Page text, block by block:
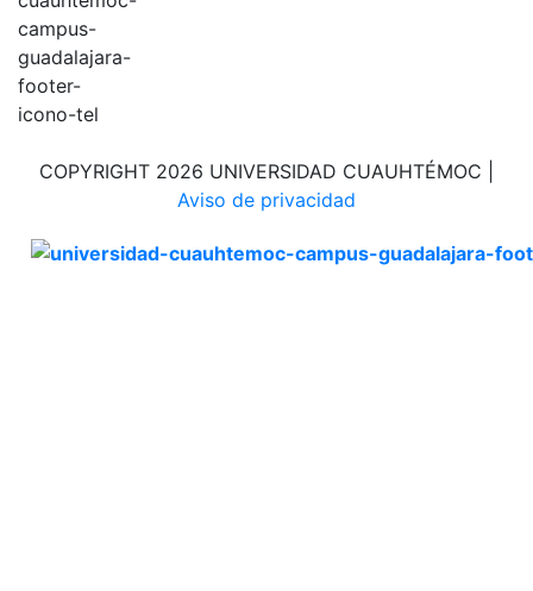
COPYRIGHT 2026 UNIVERSIDAD CUAUHTÉMOC |
Aviso de privacidad